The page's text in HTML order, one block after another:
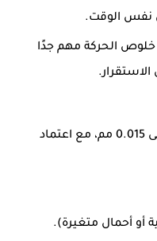
نفس الوقت.
الحركة مهم جدًا
الاستقرار.
، مع اعتماد
أو أحمال متغيرة).